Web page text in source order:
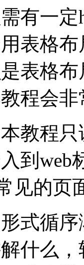
有一
表格
表格
程会
教程
到web
见的页
式循
什么